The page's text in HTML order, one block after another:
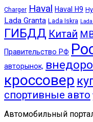
Charger Haval Haval H9
Lada Granta Lada Iskra
ГИБДД Китай
Правительство РФ
авторынок,
кроссовер
спортивные авто
Автомобильный